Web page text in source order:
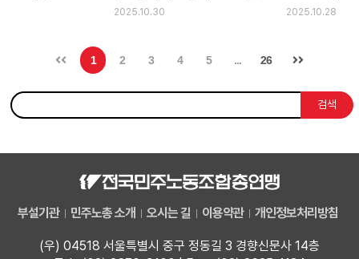
2025.10.30
정으로 실질 보장하라! - 선
2025.10.28
1 2 3 4 5 ... 26
검색
부설기관 민주노총 소개 오시는 길 이용약관 개인정보처리방침
(우) 04518 서울특별시 중구 정동길 3 경향신문사 14층